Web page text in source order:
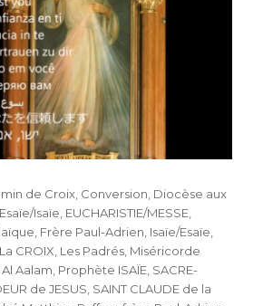
de Croix Conversion Diocèse aux
Esaïe/Isaïe EUCHARISTIE/MESSE
Frère Paul-Adrien Isaïe/Esaïe
La CROIX Les Padrés Miséricorde
Aalam Prophète ISAÏE SACRE-
de JESUS SAINT CLAUDE de la